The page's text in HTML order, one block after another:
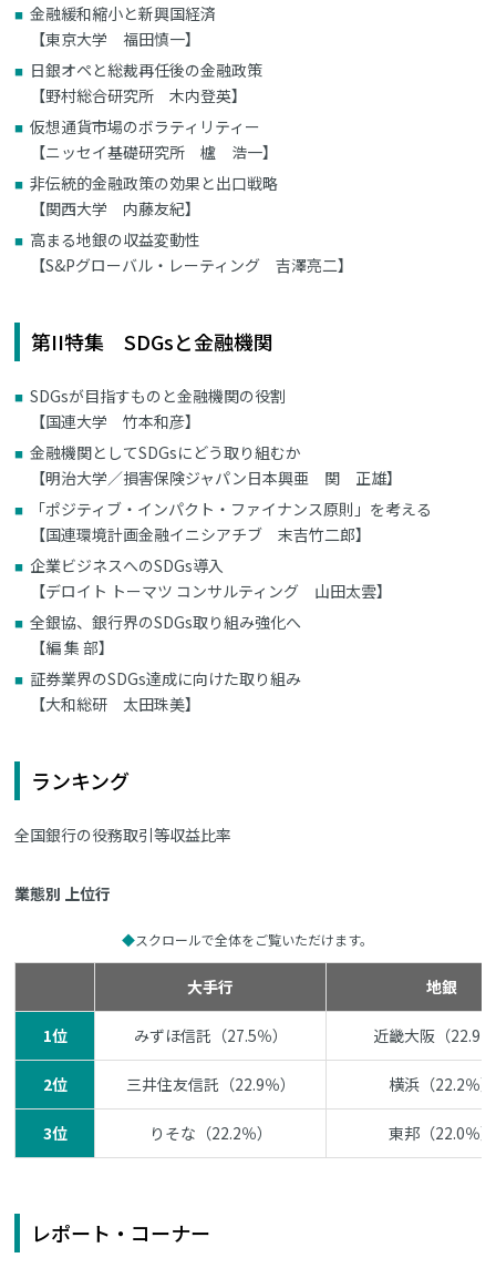
金融緩和縮小と新興国経済
【東京大学 福田慎一】
日銀オペと総裁再任後の金融政策
【野村総合研究所 木内登英】
仮想通貨市場のボラティリティー
【ニッセイ基礎研究所 櫨 浩一】
非伝統的金融政策の効果と出口戦略
【関西大学 内藤友紀】
高まる地銀の収益変動性
【S&Pグローバル・レーティング 吉澤亮二】
第II特集 SDGsと金融機関
SDGsが目指すものと金融機関の役割
【国連大学 竹本和彦】
金融機関としてSDGsにどう取り組むか
【明治大学／損害保険ジャパン日本興亜 関 正雄】
「ポジティブ・インパクト・ファイナンス原則」を考える
【国連環境計画金融イニシアチブ 末吉竹二郎】
企業ビジネスへのSDGs導入
【デロイト トーマツ コンサルティング 山田太雲】
全銀協、銀行界のSDGs取り組み強化へ
【編 集 部】
証券業界のSDGs達成に向けた取り組み
【大和総研 太田珠美】
ランキング
全国銀行の役務取引等収益比率
業態別 上位行
スクロールで全体をご覧いただけます。
大手行 地銀
1位 みずほ信託（27.5％） 近畿大阪（22.9
2位 三井住友信託（22.9％） 横浜（22.2％）
3位 りそな（22.2％） 東邦（22.0％）
レポート・コーナー